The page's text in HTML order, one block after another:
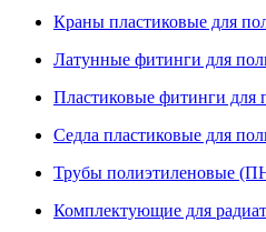
Краны пластиковые для
Латунные фитинги для
Пластиковые фитинги для
Седла пластиковые для
Трубы полиэтиленовые
Комплектующие для